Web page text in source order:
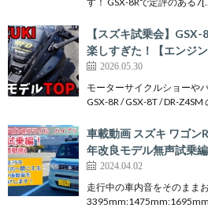
【スズキ試乗会】
楽しすぎた！【エンジン
2026.05.30
モーターサイクルショーや
GSX-8R / GSX-8T / DR-
車載動画 スズキ ワゴン
年改良モデル無声試乗編
2024.04.02
走行中の車内音をそのまま